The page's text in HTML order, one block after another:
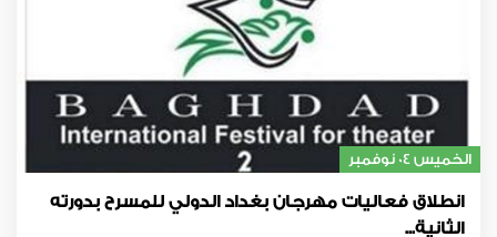
الخميس 04 نوفمبر
انطلاق فعاليات مهرجان بغداد الدولي للمسرح بدورته
الثانية...